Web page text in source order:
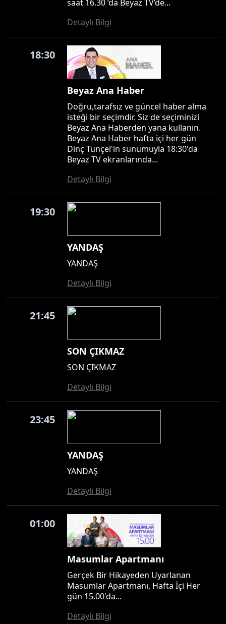
saat 16.30 ’da Beyaz TV’de...
Detaylı Bilgi
18:30
Beyaz Ana Haber
Doğru,tarafsız ve güncel haber alma
isteği bir seçimdir. Siz de seçiminizi
Beyaz Ana Haberden yana kullanın.
Beyaz Ana Haber hafta içi her gün
Dinç Tunçel'in sunumuyla 18:30'da
Beyaz TV ekranlarında...
Detaylı Bilgi
19:30
YANDAŞ
YANDAŞ
Detaylı Bilgi
21:45
SON ÇIKMAZ
SON ÇIKMAZ
Detaylı Bilgi
23:45
YANDAŞ
YANDAŞ
Detaylı Bilgi
01:00
Masumlar Apartmanı
Gerçek Bir Hikayeden Uyarlanan
Masumlar Apartmanı, Hafta İçi Her
gün 15.00'da...
Detaylı Bilgi